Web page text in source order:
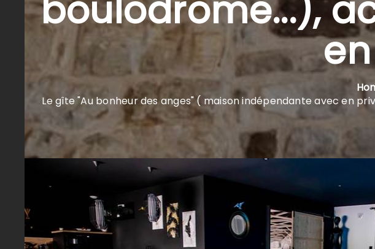
boulodrome...),
Le gîte "Au bonheur des anges" ( maison indépendante avec en